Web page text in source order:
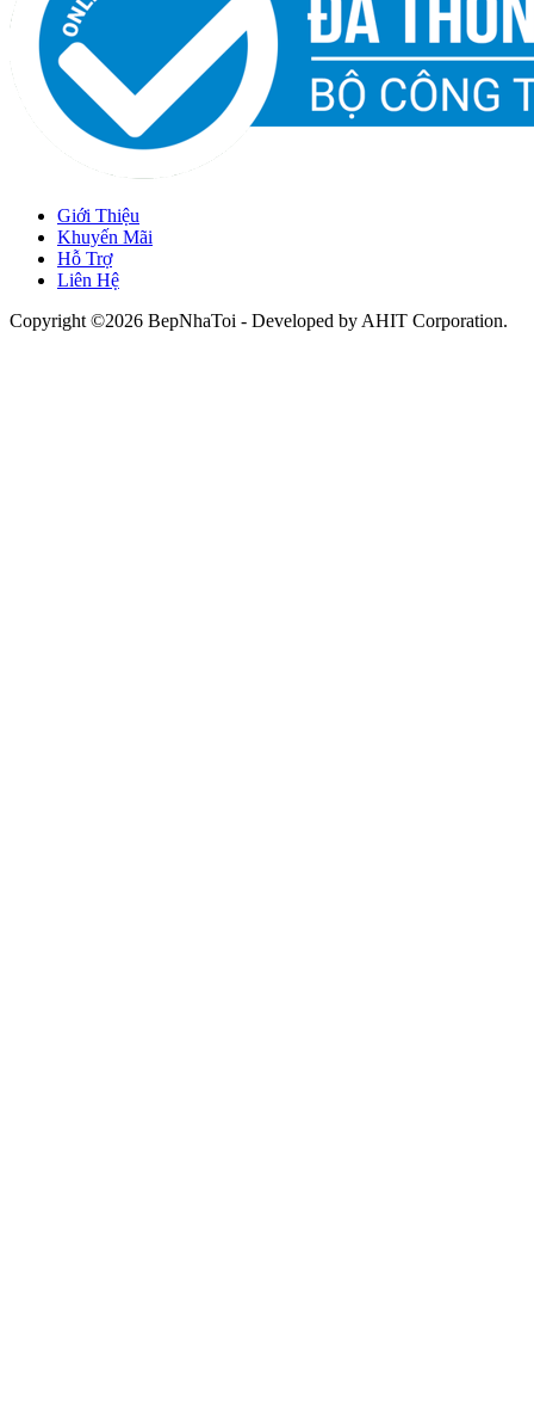
Giới Thiệu
Khuyến Mãi
Hỗ Trợ
Liên Hệ
Copyright ©2026 BepNhaToi - Developed by AHIT Corporation.